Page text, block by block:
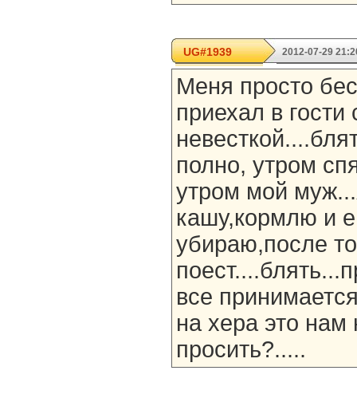
UG#1939 2012-07-29
Меня просто
приехал в гости
полно, утром
утром мой
кашу,кормлю и
убираю,после
все
на хера это
просить?.....